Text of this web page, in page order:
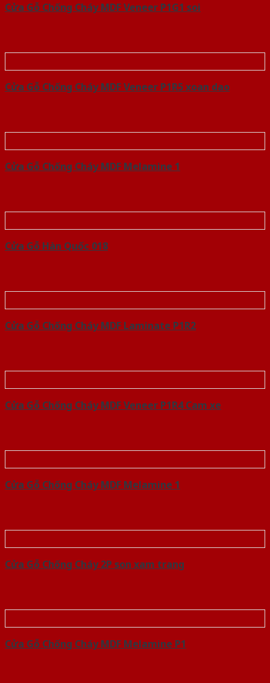
Cửa Gỗ Chống Cháy MDF Veneer P1G1 soi
Cửa Gỗ Chống Cháy MDF Veneer P1R5 xoan dao
Cửa Gỗ Chống Cháy MDF Melamine 1
Cửa Gỗ Hàn Quốc 018
Cửa Gỗ Chống Cháy MDF Laminate P1R2
Cửa Gỗ Chống Cháy MDF Veneer P1R4 Cam xe
Cửa Gỗ Chống Cháy MDF Melamine 1
Cửa Gỗ Chống Cháy 2P son xam trang
Cửa Gỗ Chống Cháy MDF Melamine P1